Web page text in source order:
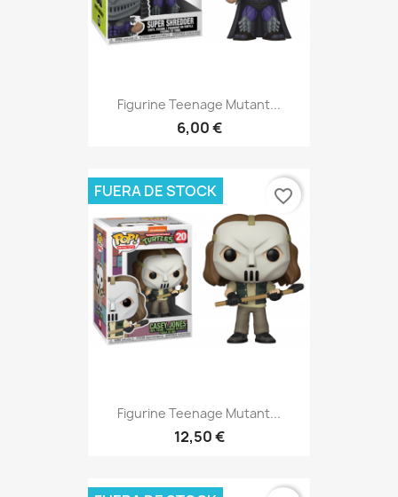
Figurine Teenage Mutant...
6,00 €
Figurine Teenage Mutant...
12,50 €
FUERA DE STOCK favorite_border